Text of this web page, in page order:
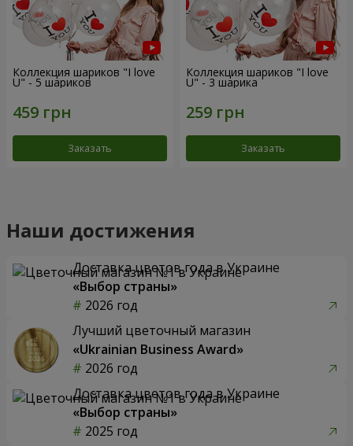
Коллекция шариков "I love
U" - 5 шариков
Заказать
Коллекция шариков "I love
U" - 3 шарика
Заказать
Наши достижения
Доставка цветов года в Украине
«Выбор страны»
2026 год
Лучший цветочный магазин
«Ukrainian Business Award»
2026 год
Доставка цветов года в Украине
«Выбор страны»
2025 год